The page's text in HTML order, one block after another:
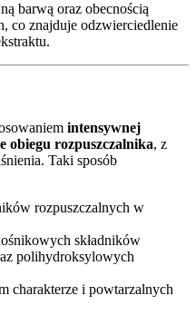
barwą oraz obecnością
co znajduje odzwierciedlenie
intensywnej
obiegu rozpuszczalnika, z
Taki sposób
rozpuszczalnych w
składników
polihydroksylowych
charakterze i powtarzalnych